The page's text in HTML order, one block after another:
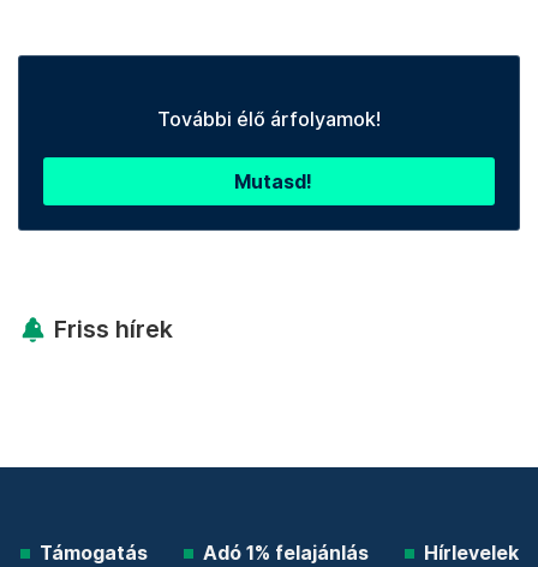
További élő árfolyamok!
Mutasd!
Friss hírek
Támogatás Adó 1% felajánlás Hírlevelek